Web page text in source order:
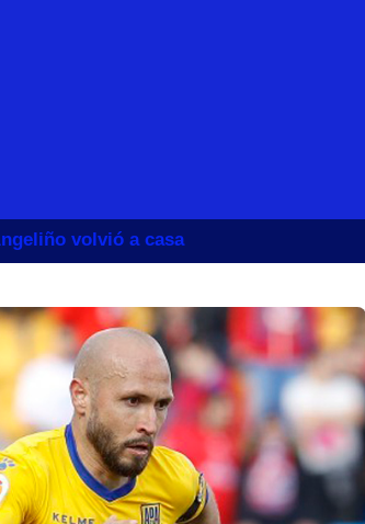
volvió a casa